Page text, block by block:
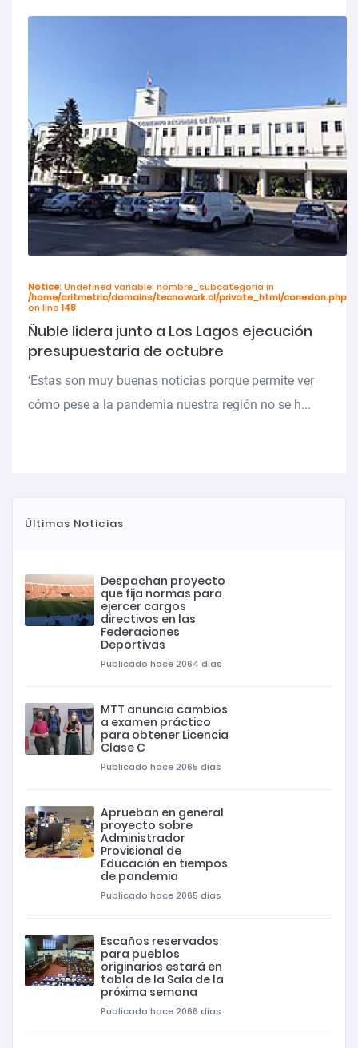
Notice: Undefined variable: nombre_subcategoria in
/home/aritmetric/domains/tecnowork.cl/private_html/conexion.php
on line148
Ñuble lidera junto a Los Lagos ejecución
presupuestaria de octubre
‘Estas son muy buenas noticias porque permite ver
cómo pese a la pandemia nuestra región no se h...
Últimas Noticias
Despachan proyecto
que fija normas para
ejercer cargos
directivos en las
Federaciones
Deportivas
Publicado hace 2064 dias
MTT anuncia cambios
a examen práctico
para obtener Licencia
Clase C
Publicado hace 2065 dias
Aprueban en general
proyecto sobre
Administrador
Provisional de
Educación en tiempos
de pandemia
Publicado hace 2065 dias
Escaños reservados
para pueblos
originarios estará en
tabla de la Sala de la
próxima semana
Publicado hace 2066 dias